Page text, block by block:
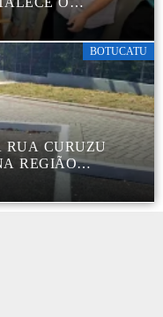
CRIANÇAS E
BOTUCATU
RUA CURUZU
REGIÃO